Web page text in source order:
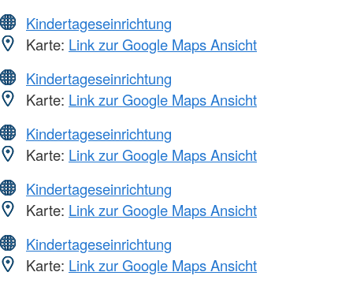
Kindertageseinrichtung
Karte: Link zur Google Maps Ansicht
Kindertageseinrichtung
Karte: Link zur Google Maps Ansicht
Kindertageseinrichtung
Karte: Link zur Google Maps Ansicht
Kindertageseinrichtung
Karte: Link zur Google Maps Ansicht
Kindertageseinrichtung
Karte: Link zur Google Maps Ansicht